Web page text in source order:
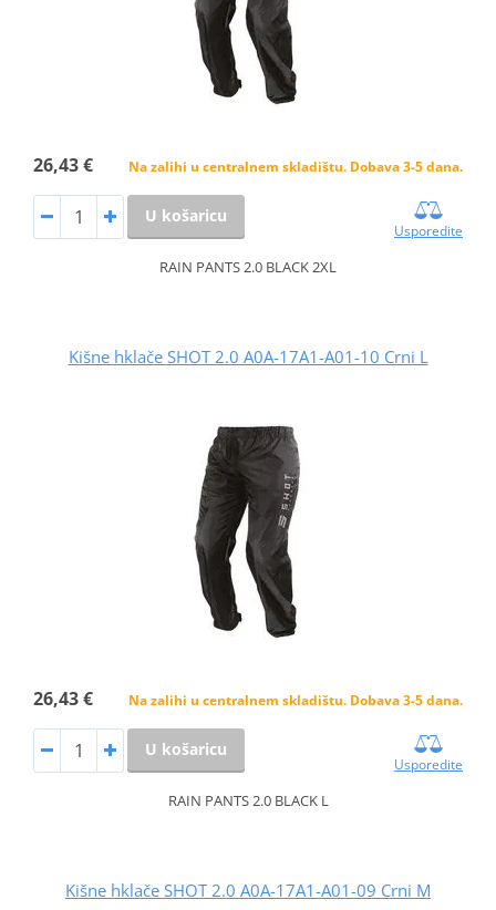
26,43 € Na zalihi u centralnem skladištu. Dobava 3-5 dana.
U košaricu
Usporedite
RAIN PANTS 2.0 BLACK 2XL
Kišne hklače SHOT 2.0 A0A-17A1-A01-10 Crni L
26,43 € Na zalihi u centralnem skladištu. Dobava 3-5 dana.
U košaricu
Usporedite
RAIN PANTS 2.0 BLACK L
Kišne hklače SHOT 2.0 A0A-17A1-A01-09 Crni M